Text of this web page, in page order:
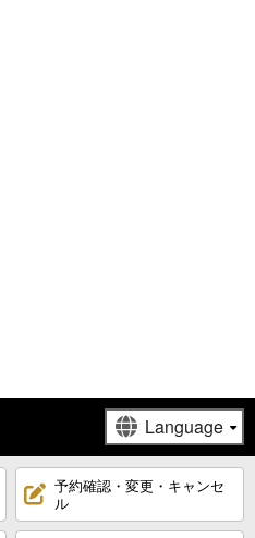
予約確認・変更・キャンセ
ル